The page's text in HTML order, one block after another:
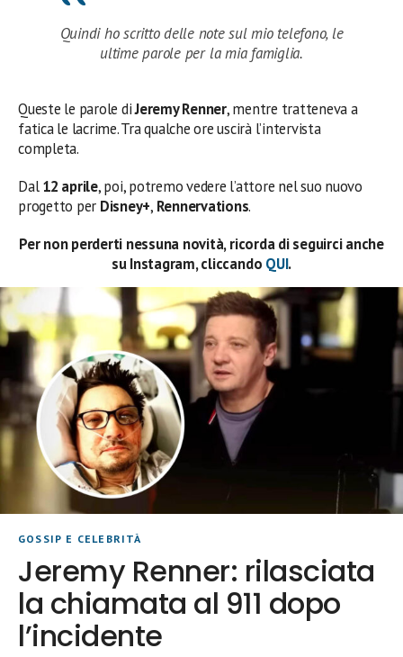
Quindi ho scritto delle note sul mio telefono, le
ultime parole per la mia famiglia.
Queste le parole diJeremy Renner, mentre tratteneva a
fatica le lacrime. Tra qualche ore uscirà l’intervista
completa.
Dal12 aprile, poi, potremo vedere l’attore nel suo nuovo
progetto per Disney+, Rennervations.
Per non perderti nessuna novità, ricorda di seguirci anche
su Instagram, cliccando QUI.
GOSSIP E CELEBRITÀ
Jeremy Renner: rilasciata
la chiamata al 911 dopo
l’incidente